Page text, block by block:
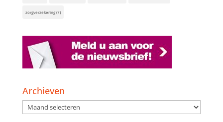
zorgverzekering(7)
Archieven
Archieven